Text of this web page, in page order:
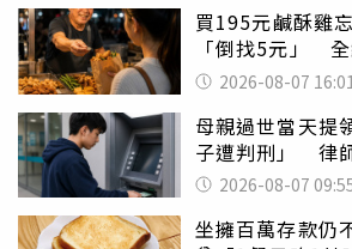
買195元鹹酥雞
「倒找5元」
灣 2026-08-07
母親過世當天提
子遭判刑」 律
罪 2026-08-07
坐擁百萬存款仍